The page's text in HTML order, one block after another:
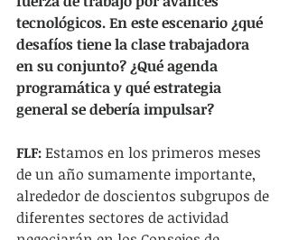
tecnológicos. En este escenario ¿qué
desafíos tiene la clase trabajadora
en su conjunto? ¿Qué agenda
programática y qué estrategia
general se debería impulsar?
FLF: Estamos en los primeros meses
de un año sumamente importante,
alrededor de doscientos subgrupos de
diferentes sectores de actividad